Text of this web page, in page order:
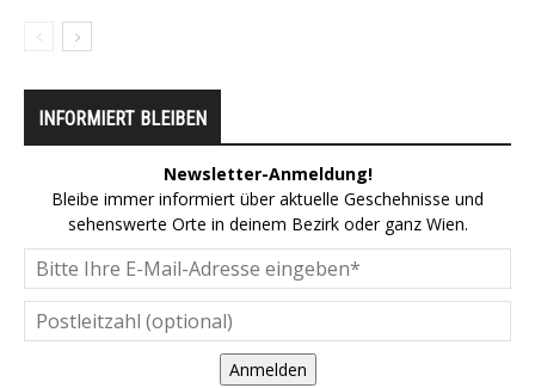
INFORMIERT BLEIBEN
Newsletter-Anmeldung!
Bleibe immer informiert über aktuelle Geschehnisse und
sehenswerte Orte in deinem Bezirk oder ganz Wien.
Anmelden